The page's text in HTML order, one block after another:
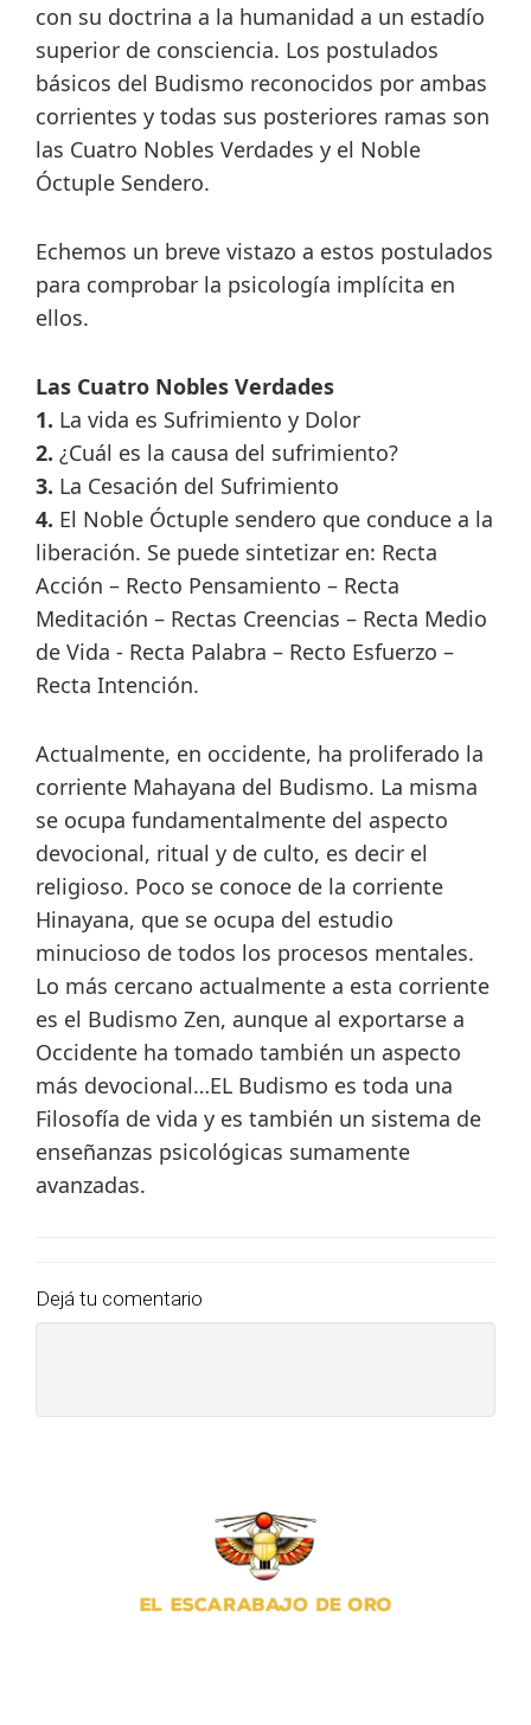
con su doctrina a la humanidad a un estadío
superior de consciencia. Los postulados
básicos del Budismo reconocidos por ambas
corrientes y todas sus posteriores ramas son
las Cuatro Nobles Verdades y el Noble
Óctuple Sendero.
Echemos un breve vistazo a estos postulados
para comprobar la psicología implícita en
ellos.
Las Cuatro Nobles Verdades
1. La vida es Sufrimiento y Dolor
2. ¿Cuál es la causa del sufrimiento?
3. La Cesación del Sufrimiento
4. El Noble Óctuple sendero que conduce a la
liberación. Se puede sintetizar en: Recta
Acción – Recto Pensamiento – Recta
Meditación – Rectas Creencias – Recta Medio
de Vida - Recta Palabra – Recto Esfuerzo –
Recta Intención.
Actualmente, en occidente, ha proliferado la
corriente Mahayana del Budismo. La misma
se ocupa fundamentalmente del aspecto
devocional, ritual y de culto, es decir el
religioso. Poco se conoce de la corriente
Hinayana, que se ocupa del estudio
minucioso de todos los procesos mentales.
Lo más cercano actualmente a esta corriente
es el Budismo Zen, aunque al exportarse a
Occidente ha tomado también un aspecto
más devocional…EL Budismo es toda una
Filosofía de vida y es también un sistema de
enseñanzas psicológicas sumamente
avanzadas.
Dejá tu comentario